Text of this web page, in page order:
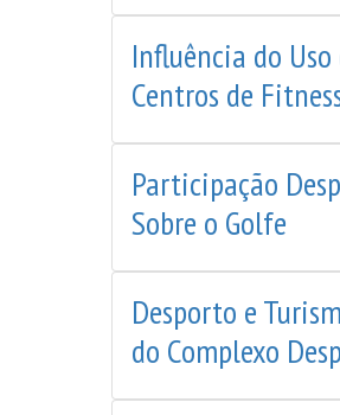
Influência do
Centros de
Participação
Sobre o Golfe
Desporto e
do Complexo